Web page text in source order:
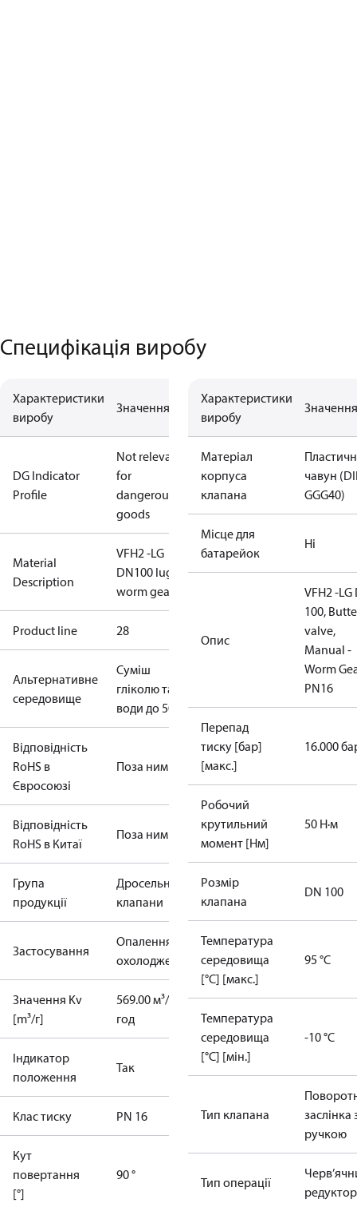
Специфікація виробу
Характеристики
виробу
Значення
DG Indicator
Profile
Not relevant
for
dangerous
goods
Material
Description
VFH2 -LG
DN100 lug
worm gear
Product line 28
Альтернативне
середовище
Суміш
гліколю та
води до 50%
Відповідність
RoHS в
Євросоюзі
Поза ним
Відповідність
RoHS в Китаї
Поза ним
Група
продукції
Дросельні
клапани
Застосування
Опалення та
охолодження
Значення Kv
[m³/г]
569.00 м³/
год
Індикатор
положення
Так
Клас тиску PN 16
Кут
повертання
[°]
90 °
Характеристики
виробу
Значення
Матеріал
корпуса
клапана
чавун
GGG40)
Місце для
батарейок
Ні
Опис
VFH2 -LG
100,
valve,
Manual -
Worm
PN16
Перепад
тиску [бар]
[макс.]
16.000
Робочий
крутильний
момент [Нм]
50 Н·м
Розмір
клапана
DN 100
Температура
середовища
[°C] [макс.]
95 °C
Температура
середовища
[°C] [мін.]
-10 °C
Тип клапана
заслінка
ручкою
Тип операції
редуктор